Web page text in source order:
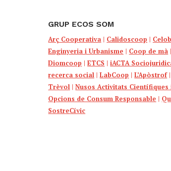
GRUP ECOS SOM
Arç Cooperativa | Calidoscoop |
Enginyeria i Urbanisme | Coop de mà |
Diomcoop |ETCS |iACTA
recerca social |LabCoop |L’Apòstrof
Trèvol |Nusos Activitats Científiques
Opcions de Consum Responsable |
SostreCívic